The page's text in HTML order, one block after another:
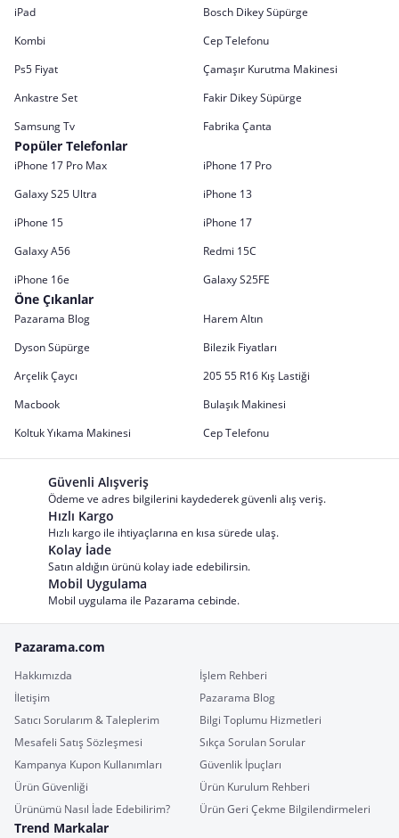
iPad
Bosch Dikey Süpürge
Kombi
Cep Telefonu
Ps5 Fiyat
Çamaşır Kurutma Makinesi
Ankastre Set
Fakir Dikey Süpürge
Samsung Tv
Fabrika Çanta
Popüler Telefonlar
iPhone 17 Pro Max
iPhone 17 Pro
Galaxy S25 Ultra
iPhone 13
iPhone 15
iPhone 17
Galaxy A56
Redmi 15C
iPhone 16e
Galaxy S25FE
Öne Çıkanlar
Pazarama Blog
Harem Altın
Dyson Süpürge
Bilezik Fiyatları
Arçelik Çaycı
205 55 R16 Kış Lastiği
Macbook
Bulaşık Makinesi
Koltuk Yıkama Makinesi
Cep Telefonu
Güvenli Alışveriş
Ödeme ve adres bilgilerini kaydederek güvenli alış veriş.
Hızlı Kargo
Hızlı kargo ile ihtiyaçlarına en kısa sürede ulaş.
Kolay İade
Satın aldığın ürünü kolay iade edebilirsin.
Mobil Uygulama
Mobil uygulama ile Pazarama cebinde.
Pazarama.com
Hakkımızda
İşlem Rehberi
İletişim
Pazarama Blog
Satıcı Sorularım & Taleplerim
Bilgi Toplumu Hizmetleri
Mesafeli Satış Sözleşmesi
Sıkça Sorulan Sorular
Kampanya Kupon Kullanımları
Güvenlik İpuçları
Ürün Güvenliği
Ürün Kurulum Rehberi
Ürünümü Nasıl İade Edebilirim?
Ürün Geri Çekme Bilgilendirmeleri
Trend Markalar